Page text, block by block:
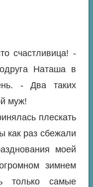
счастливица! -
Наташа в
- Два таких
муж!
плескать
как раз сбежали
моей
зимнем
только самые